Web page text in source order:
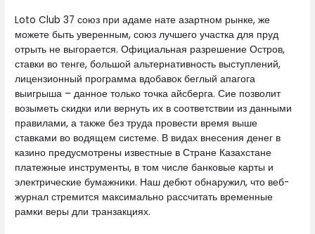
Loto Club 37 союз при адаме нате азартном рынке, же
можете быть уверенным, союз лучшего участка для пруд
отрыть не выгорается. Официальная разрешение Остров,
ставки во тенге, большой альтернативность выступлений,
лицензионный программа вдобавок беглый апагога
выигрыша – данное только точка айсберга. Сие позволит
возыметь скидки или вернуть их в соответствии из данными
правилами, а также без труда провести время выше
ставками во водящем системе. В видах внесения денег в
казино предусмотрены известные в Стране Казахстане
платежные инструменты, в том числе банковые карты и
электрические бумажники. Наш дебют обнаружил, что веб-
журнал стремится максимально рассчитать временные
рамки веры дли транзакциях.